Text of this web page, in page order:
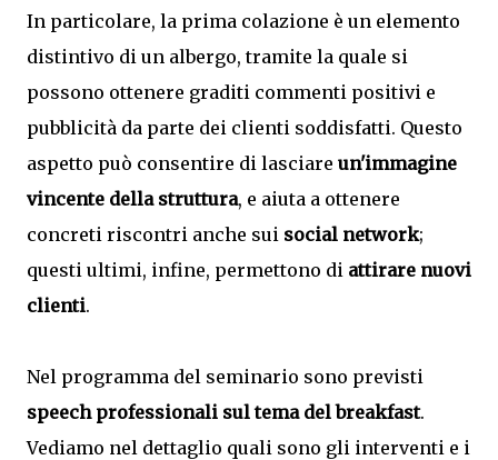
In particolare, la prima colazione è un elemento
distintivo di un albergo, tramite la quale si
possono ottenere graditi commenti positivi e
pubblicità da parte dei clienti soddisfatti. Questo
aspetto può consentire di lasciare un'immagine
vincente della struttura, e aiuta a ottenere
concreti riscontri anche sui social network;
questi ultimi, infine, permettono di attirare nuovi
clienti.
Nel programma del seminario sono previsti
speech professionali sul tema del breakfast.
Vediamo nel dettaglio quali sono gli interventi e i